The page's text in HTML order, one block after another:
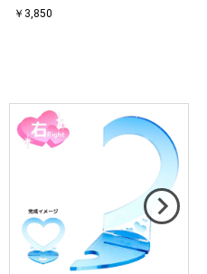
￥3,850